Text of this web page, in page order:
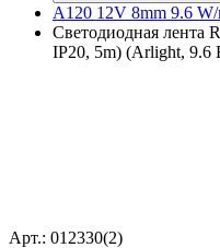
A120 12V 8mm 9.6
Светодиодная лента
IP20, 5m) (Arlight, 9.6
Арт.: 012330(2)